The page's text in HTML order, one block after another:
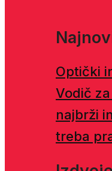
Optički
Vodič
najbrži
treba